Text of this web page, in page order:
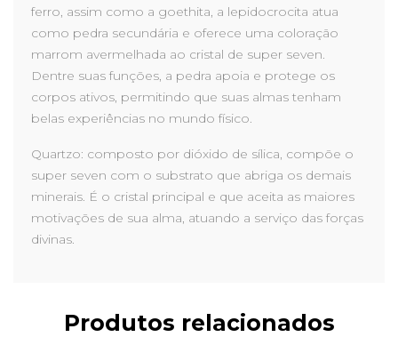
ferro, assim como a goethita, a lepidocrocita atua
como pedra secundária e oferece uma coloração
marrom avermelhada ao cristal de super seven.
Dentre suas funções, a pedra apoia e protege os
corpos ativos, permitindo que suas almas tenham
belas experiências no mundo físico.
Quartzo: composto por dióxido de sílica, compõe o
super seven com o substrato que abriga os demais
minerais. É o cristal principal e que aceita as maiores
motivações de sua alma, atuando a serviço das forças
divinas.
Produtos relacionados